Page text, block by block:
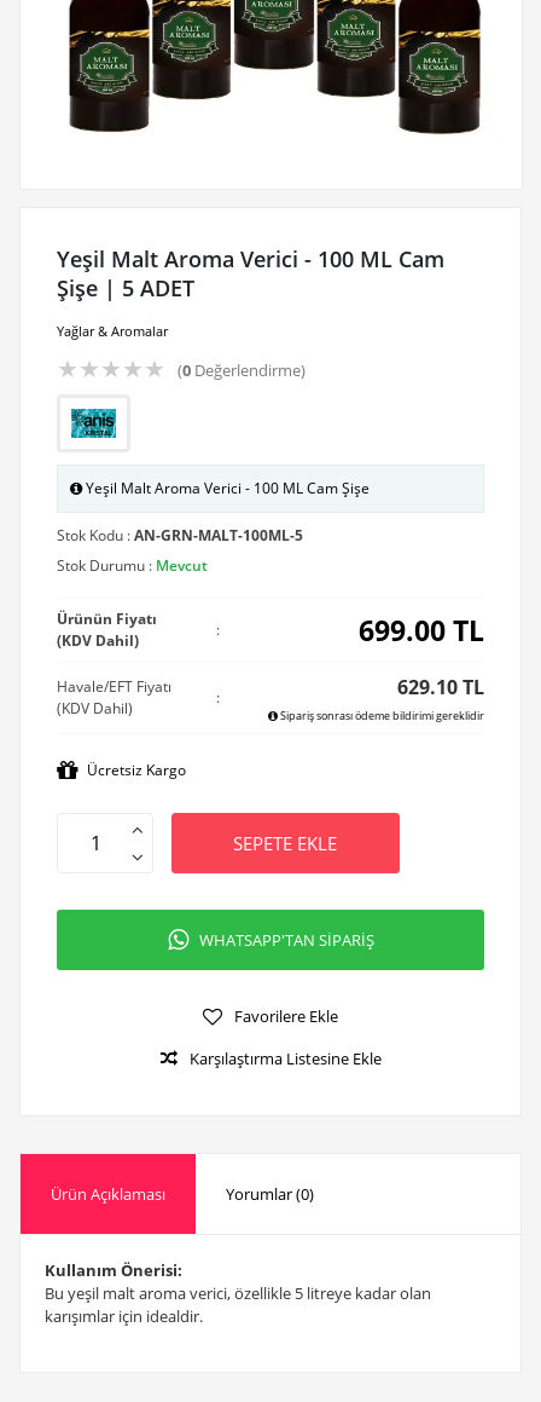
Yeşil Malt Aroma Verici - 100 ML Cam
Şişe | 5 ADET
Yağlar & Aromalar
★★★★★ (0Değerlendirme)
Yeşil Malt Aroma Verici - 100 ML Cam Şişe
Stok Kodu :AN-GRN-MALT-100ML-5
Stok Durumu : Mevcut
Ürünün Fiyatı
(KDV Dahil)
: 699.00TL
Havale/EFT Fiyatı
(KDV Dahil)
: 629.10 TL
Sipariş sonrası ödeme bildirimi gereklidir
Ücretsiz Kargo
SEPETE EKLE
WHATSAPP'TAN SİPARİŞ
Favorilere Ekle
Karşılaştırma Listesine Ekle
Ürün Açıklaması Yorumlar (0)
Kullanım Önerisi:
Bu yeşil malt aroma verici, özellikle 5 litreye kadar olan
karışımlar için idealdir.